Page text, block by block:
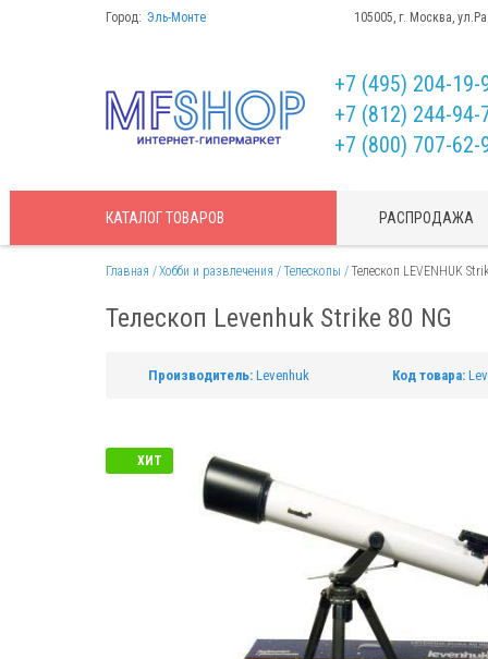
Город: Эль-Монте 105005, г. Москва,
+7 (495) 204-19-
+7 (812) 244-94-
+7 (800) 707-62-
КАТАЛОГТОВАРОВ РАСПРОДАЖА
Главная Хобби и развлечения Телескопы Телескоп LEVENHUK
Телескоп Levenhuk Strike 80 NG
Производитель: Levenhuk Код товара:
ХИТ